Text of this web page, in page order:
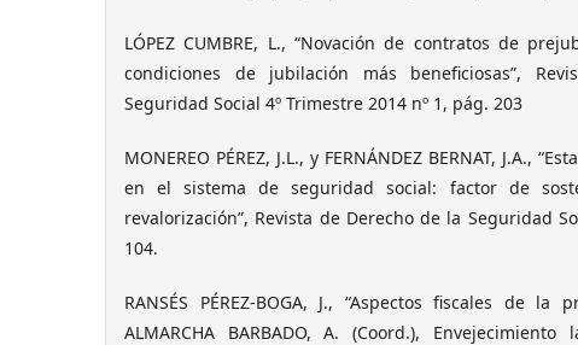
LÓPEZ CUMBRE, L., “Novación de contratos de
condiciones de jubilación más beneficiosas”,
Seguridad Social 4º Trimestre 2014 nº 1, pág. 203
MONEREO PÉREZ, J.L., y FERNÁNDEZ BERNAT, J.A.,
en el sistema de seguridad social: factor de
revalorización”, Revista de Derecho de la Seguridad
104.
RANSÉS PÉREZ-BOGA, J., “Aspectos fiscales de la
ALMARCHA BARBADO, A. (Coord.),